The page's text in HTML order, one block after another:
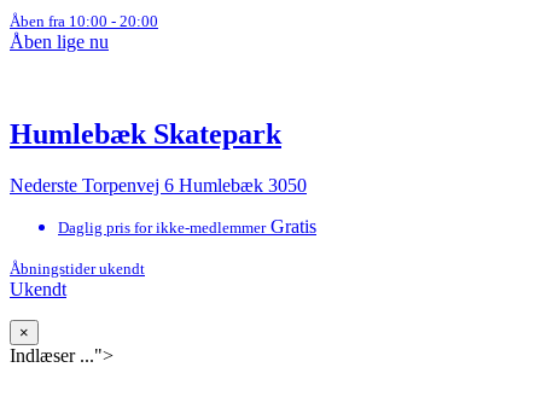
Åben fra 10:00 - 20:00
Åben lige nu
Humlebæk Skatepark
Nederste Torpenvej 6 Humlebæk 3050
Daglig pris for ikke-medlemmer Gratis
Åbningstider ukendt
Ukendt
×
Indlæser ...">